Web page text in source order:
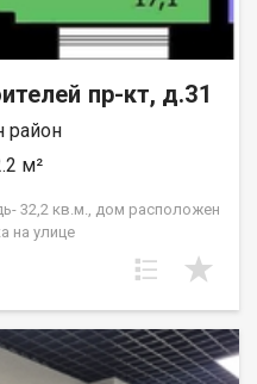
пр-кт, д.31
район
м²
32,2 кв.м., дом расположен
на улице
шестой, в девяти этажном
отделка от